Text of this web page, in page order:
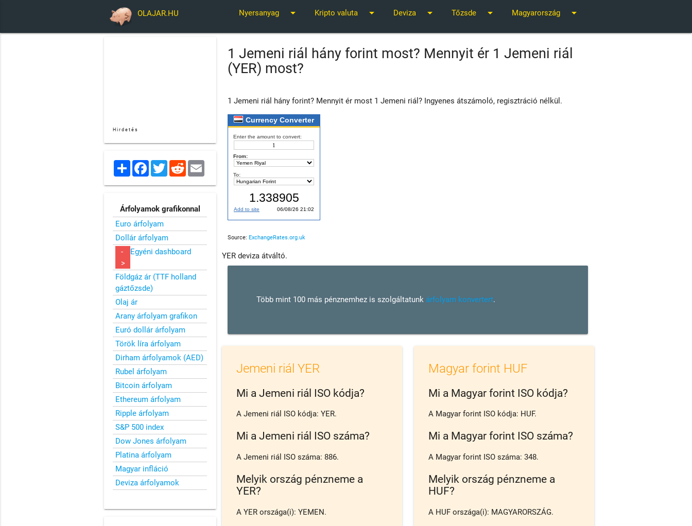
OLAJAR.HU Nyersanyag arrow_drop_down Kripto valuta arrow_drop_down Deviza arrow_drop_down Tőzsde arrow_drop_down Magyarország arrow_drop_down
1 Jemeni riál hány forint most? Mennyit ér 1 Jemeni riál
(YER) most?
1 Jemeni riál hány forint? Mennyit ér most 1 Jemeni riál? Ingyenes átszámoló, regisztráció nélkül.
Source:ExchangeRates.org.uk
YER deviza átváltó.
Több mint 100 más pénznemhez is szolgáltatunk árfolyam konvertert.
Jemeni riál YER
Mi a Jemeni riál ISO kódja?
A Jemeni riál ISO kódja: YER.
Mi a Jemeni riál ISO száma?
A Jemeni riál ISO száma: 886.
Melyik ország pénzneme a
YER?
A YER országa(i): YEMEN.
Magyar forint HUF
Mi a Magyar forint ISO kódja?
A Magyar forint ISO kódja: HUF.
Mi a Magyar forint ISO száma?
A Magyar forint ISO száma: 348.
Melyik ország pénzneme a
HUF?
A HUF országa(i): MAGYARORSZÁG.
Hirdetés
Share Facebook
TwitterReddit
Árfolyamok grafikonnal
Euro árfolyam
Dollár árfolyam
-
>
Egyéni dashboard
Földgáz ár (TTF holland
gáztőzsde)
Olaj ár
Arany árfolyam grafikon
Euró dollár árfolyam
Török líra árfolyam
Dirham árfolyamok (AED)
Rubel árfolyam
Bitcoin árfolyam
Ethereum árfolyam
Ripple árfolyam
S&P 500 index
Dow Jones árfolyam
Platina árfolyam
Magyar infláció
Deviza árfolyamok